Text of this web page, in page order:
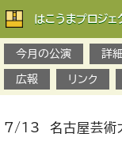
はこうまプロジェ
今月の公演
詳
広報 リンク
7/13 名古屋芸術大